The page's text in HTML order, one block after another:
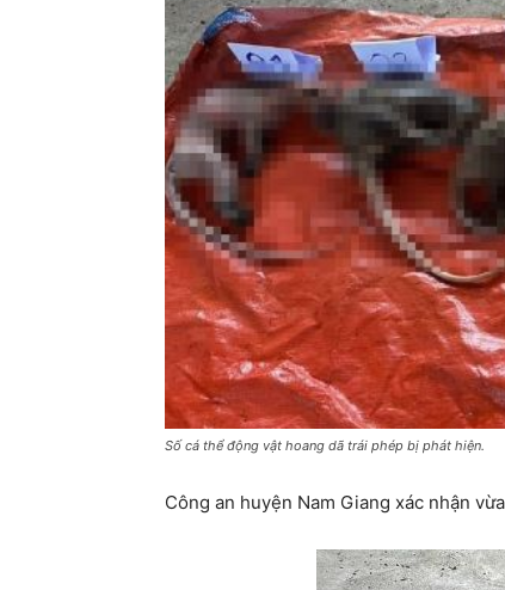
Số cá thể động vật hoang dã trái phép bị phát hiện.
Công an huyện Nam Giang xác nhận